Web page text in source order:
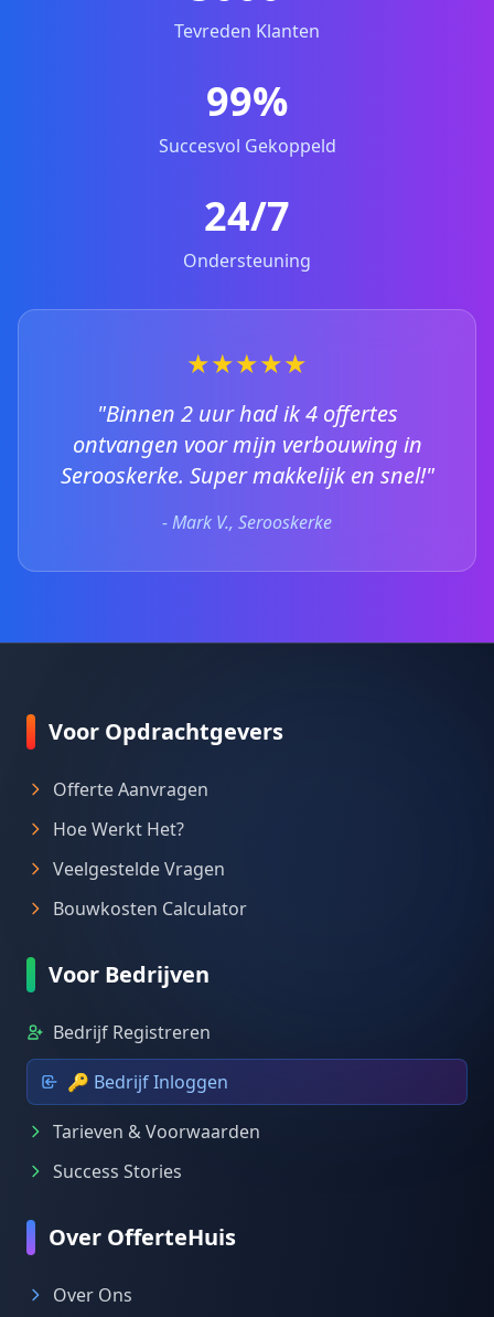
Tevreden Klanten
99%
Succesvol Gekoppeld
24/7
Ondersteuning
★★★★★
"Binnen 2 uur had ik 4 offertes
ontvangen voor mijn verbouwing in
Serooskerke. Super makkelijk en snel!"
- Mark V., Serooskerke
Voor Opdrachtgevers
Offerte Aanvragen
Hoe Werkt Het?
Veelgestelde Vragen
Bouwkosten Calculator
Voor Bedrijven
Bedrijf Registreren
🔑 Bedrijf Inloggen
Tarieven & Voorwaarden
Success Stories
Over OfferteHuis
Over Ons